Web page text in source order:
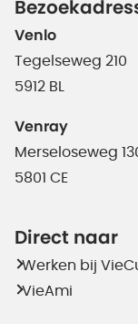
Venlo
Tegelseweg 210
5912 BL
Venray
Merseloseweg
5801 CE
Direct naar
Werken bij
VieAmi